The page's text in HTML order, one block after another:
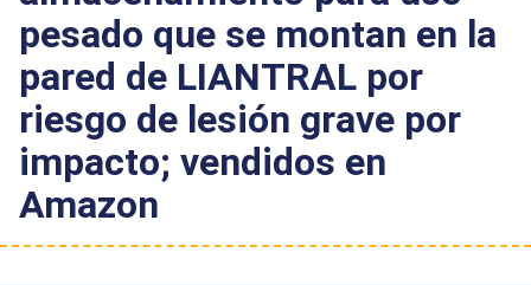
pesado que se montan en la
pared de LIANTRAL por
riesgo de lesión grave por
impacto; vendidos en
Amazon